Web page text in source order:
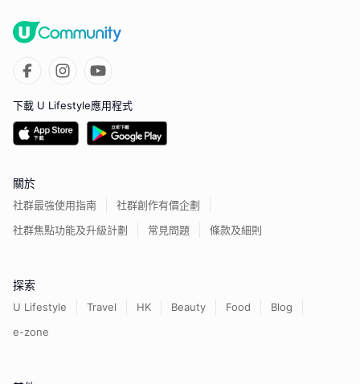
下載 U Lifestyle應用程式
關於
社群最強使用指南
社群創作有價企劃
社群焦點功能及升級計劃
常見問題 條款及細則
探索
U Lifestyle Travel HK Beauty Food
Blog
e-zone